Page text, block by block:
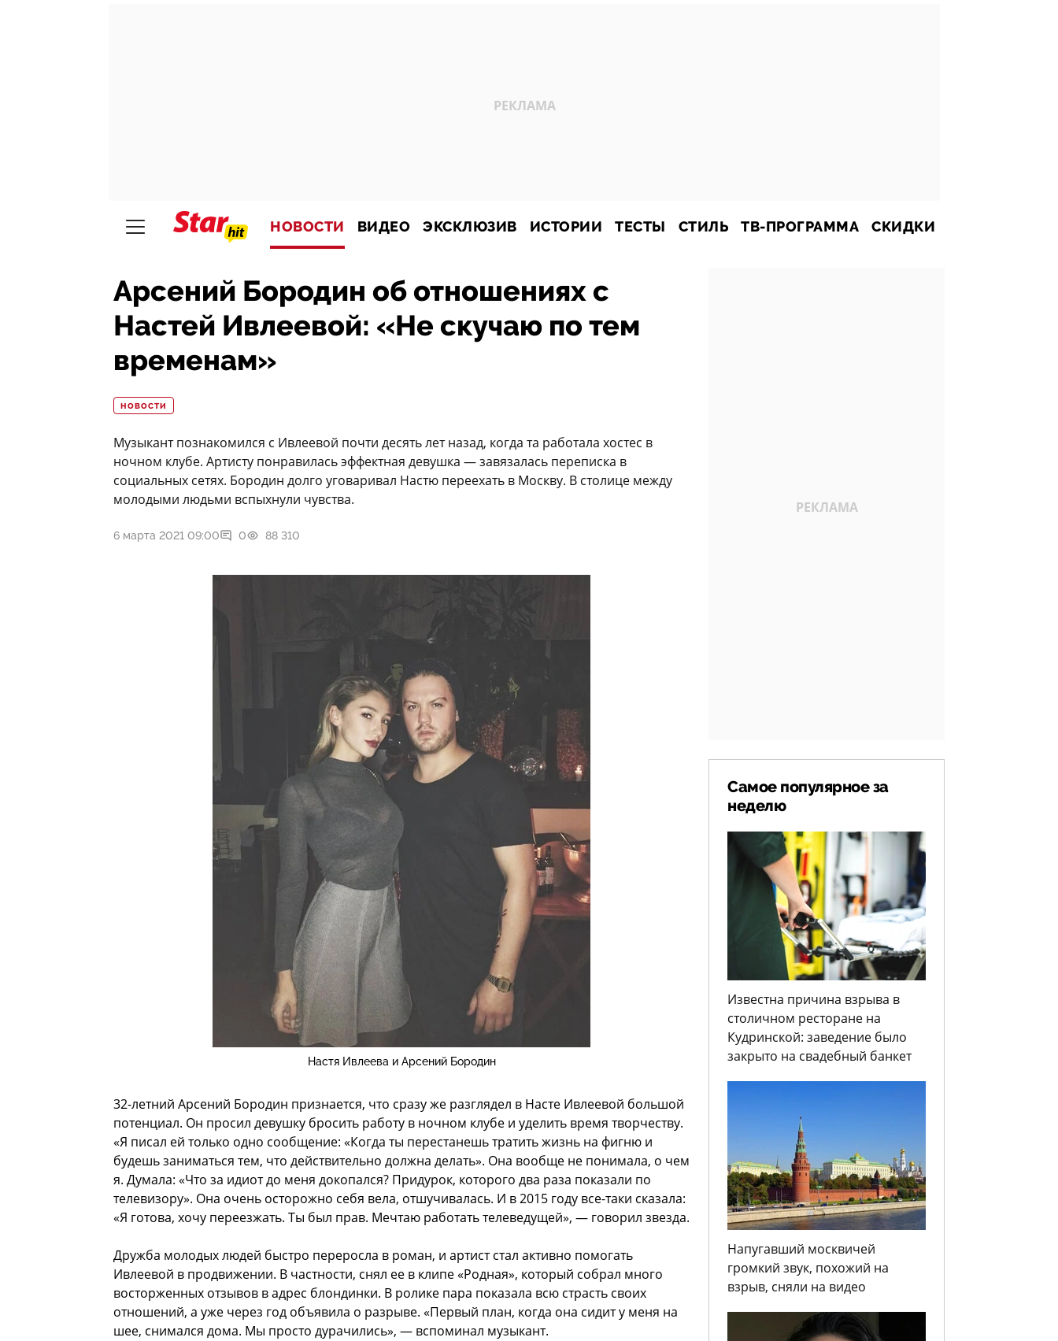
НОВОСТИ ВИДЕО ЭКСКЛЮЗИВ ИСТОРИИ ТЕСТЫ СТИЛЬ ТВ-ПРОГРАММА СКИДКИ
Арсений Бородин об отношениях с
Настей Ивлеевой: «Не скучаю по тем
временам»
НОВОСТИ
Музыкант познакомился с Ивлеевой почти десять лет назад, когда та работала хостес в
ночном клубе. Артисту понравилась эффектная девушка — завязалась переписка в
социальных сетях. Бородин долго уговаривал Настю переехать в Москву. В столице между
молодыми людьми вспыхнули чувства.
6 марта 2021 09:00 0 88 310
Настя Ивлеева и Арсений Бородин
32-летний Арсений Бородин признается, что сразу же разглядел в Насте Ивлеевой большой
потенциал. Он просил девушку бросить работу в ночном клубе и уделить время творчеству.
«Я писал ей только одно сообщение: «Когда ты перестанешь тратить жизнь на фигню и
будешь заниматься тем, что действительно должна делать». Она вообще не понимала, о чем
я. Думала: «Что за идиот до меня докопался? Придурок, которого два раза показали по
телевизору». Она очень осторожно себя вела, отшучивалась. И в 2015 году все-таки сказала:
«Я готова, хочу переезжать. Ты был прав. Мечтаю работать телеведущей», — говорил звезда.
Дружба молодых людей быстро переросла в роман, и артист стал активно помогать
Ивлеевой в продвижении. В частности, снял ее в клипе «Родная», который собрал много
восторженных отзывов в адрес блондинки. В ролике пара показала всю страсть своих
отношений, а уже через год объявила о разрыве. «Первый план, когда она сидит у меня на
шее, снимался дома. Мы просто дурачились», — вспоминал музыкант.
Самое популярное за
неделю
Известна причина взрыва в
столичном ресторане на
Кудринской: заведение было
закрыто на свадебный банкет
Напугавший москвичей
громкий звук, похожий на
взрыв, сняли на видео